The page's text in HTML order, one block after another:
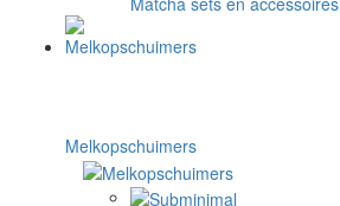
Melkopschuimers